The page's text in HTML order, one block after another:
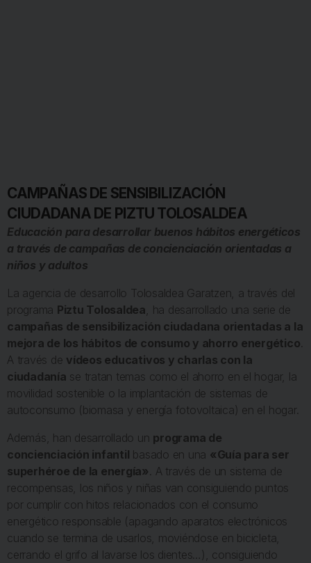
CAMPAÑAS DE SENSIBILIZACIÓN
CIUDADANA DE PIZTU TOLOSALDEA
Educación para desarrollar buenos hábitos energéticos
a través de campañas de concienciación orientadas a
niños y adultos
La agencia de desarrollo Tolosaldea Garatzen, a través del
programa Piztu Tolosaldea, ha desarrollado una serie de
campañas de sensibilización ciudadana orientadas a la
mejora de los hábitos de consumo y ahorro energético.
A través de vídeos educativos y charlas con la
ciudadanía se tratan temas como el ahorro en el hogar, la
movilidad sostenible o la implantación de sistemas de
autoconsumo (biomasa y energía fotovoltaica) en el hogar.
Además, han desarrollado un programa de
concienciación infantil basado en una «Guía para ser
superhéroe de la energía». A través de un sistema de
recompensas, los niños y niñas van consiguiendo puntos
por cumplir con hitos relacionados con el consumo
energético responsable (apagando aparatos electrónicos
cuando se termina de usarlos, moviéndose en bicicleta,
cerrando el grifo al lavarse los dientes…), consiguiendo